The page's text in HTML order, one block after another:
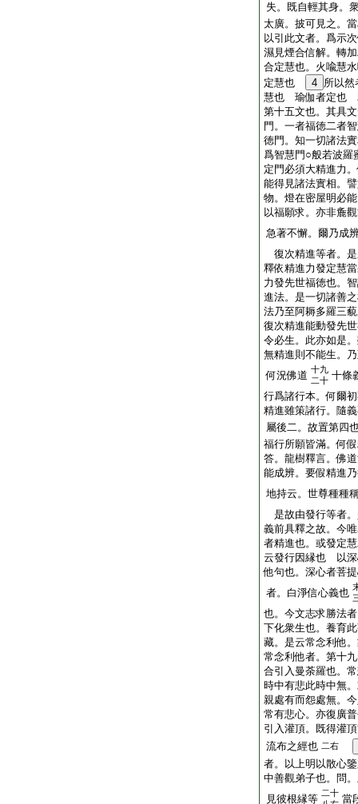
失。既自輕其身。
太廣。披可見之。
以引此文者。爲示
濕見煙合信解。轉
合定慧也。火喩慧
定慧也
4 所以然
慧也 瑜伽者定也
第十五文也。其具
門。一者福徳二者
徳門。知一切諸法
爲智慧門○般若波羅
定門必須大精進力
能得見諸法實相。
物。燈在密屋明必
以福願求。亦非麁
急著不懈。爾乃成
復次精進等者。
釋依精進力發定慧
力發先世福徳也。
進法。是一切諸善
法乃至阿耨多羅三
復次精進能動發先
令必生。此亦如是
無精進則不能生。
何況佛道 十九
二十 十條
行爲諸行本。何爾
精進雖策諸行。隨
屬後二。故置第四
福行所願皆滿。何
答。龍樹釋言。佛
能成辨。要假精進
地持云。世尊種種
是故由發行等者
義前具釋之故。今
者精進也。或發定
云發行因縁也 以深
他句也。深心者菩
者。白淨信心義也
也。今文志求勝法
下化衆生也。養育
藏。是云常念利他
常念利他者。第十
合引入曼荼羅也。
時中有悲此時中無
親處有而怨處無。
常有悲心。亦復廣
引入灌頂。既得灌
流布之經也 二右
者。以上明以散心
中善觀弟子也。問
見彼根縁等 二十 當